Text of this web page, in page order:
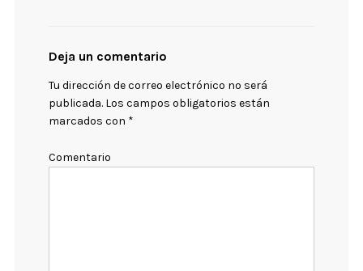
Deja un comentario
Tu dirección de correo electrónico no será
publicada. Los campos obligatorios están
marcados con *
Comentario